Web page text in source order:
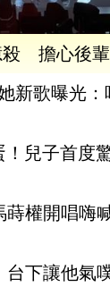
殺 擔心後
新歌曝光：
！兒子首度
權開唱嗨
下讓他氣